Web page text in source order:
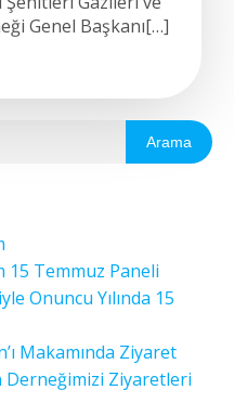
Genel Başkanı[…]
Arama
15 Temmuz Paneli
Onuncu Yılında 15
Makamında Ziyaret
Derneğimizi Ziyaretleri